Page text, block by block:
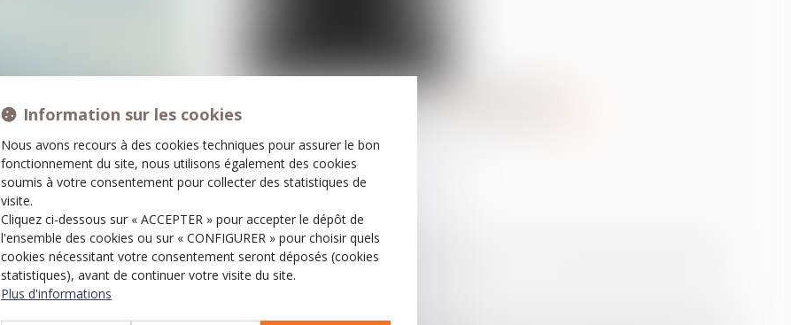
ClémenceCOISY
Juriste
Contacter
Clémence COISY est juriste stagiaire au sein du Cabinet GACHET-BARETY
Avocats depuis juin 2016.
Titulaire d’un Master 2 en Droit Social obtenu à l’Université de Paris X, elle
Information sur les cookies
Nous avons recours à des cookies techniques pour assurer le bon
fonctionnement du site, nous utilisons également des cookies
soumis à votre consentement pour collecter des statistiques de
visite.
Cliquez ci-dessous sur « ACCEPTER » pour accepter le dépôt de
l'ensemble des cookies ou sur « CONFIGURER » pour choisir quels
cookies nécessitant votre consentement seront déposés (cookies
statistiques), avant de continuer votre visite du site.
Plus d'informations